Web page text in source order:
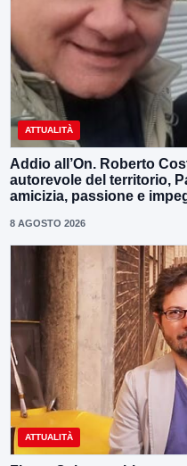
ATTUALITÀ
Addio all’On. Roberto
autorevole del territorio,
amicizia, passione e
8 AGOSTO 2026
ATTUALITÀ